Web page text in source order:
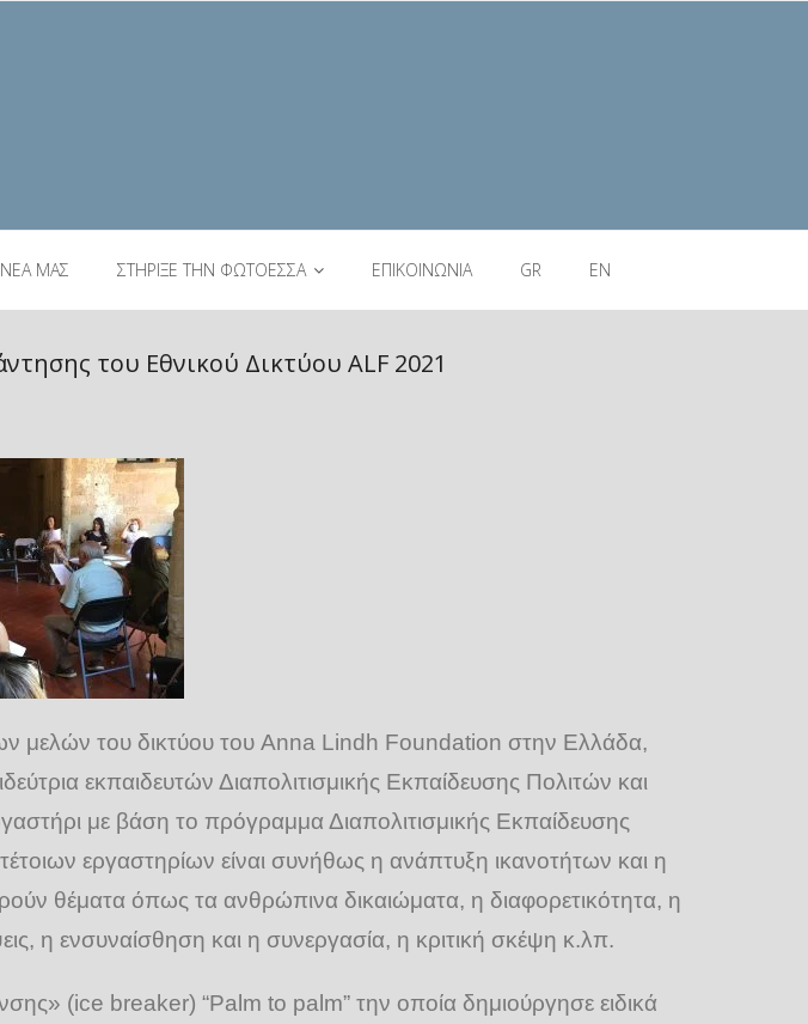
ΜΑΣ ΣΤΗΡΙΞΕ ΤΗΝ ΦΩΤΟΕΣΣΑ ΕΠΙΚΟΙΝΩΝΙΑ GR EN
του Εθνικού Δικτύου ALF 2021
μελών του δικτύου του Anna Lindh Foundation στην Ελλάδα,
εκπαιδευτών Διαπολιτισμικής Εκπαίδευσης Πολιτών και
με βάση το πρόγραμμα Διαπολιτισμικής Εκπαίδευσης
εργαστηρίων είναι συνήθως η ανάπτυξη ικανοτήτων και η
θέματα όπως τα ανθρώπινα δικαιώματα, η διαφορετικότητα, η
η ενσυναίσθηση και η συνεργασία, η κριτική σκέψη κ.λπ.
(ice breaker) “Palm to palm” την οποία δημιούργησε ειδικά